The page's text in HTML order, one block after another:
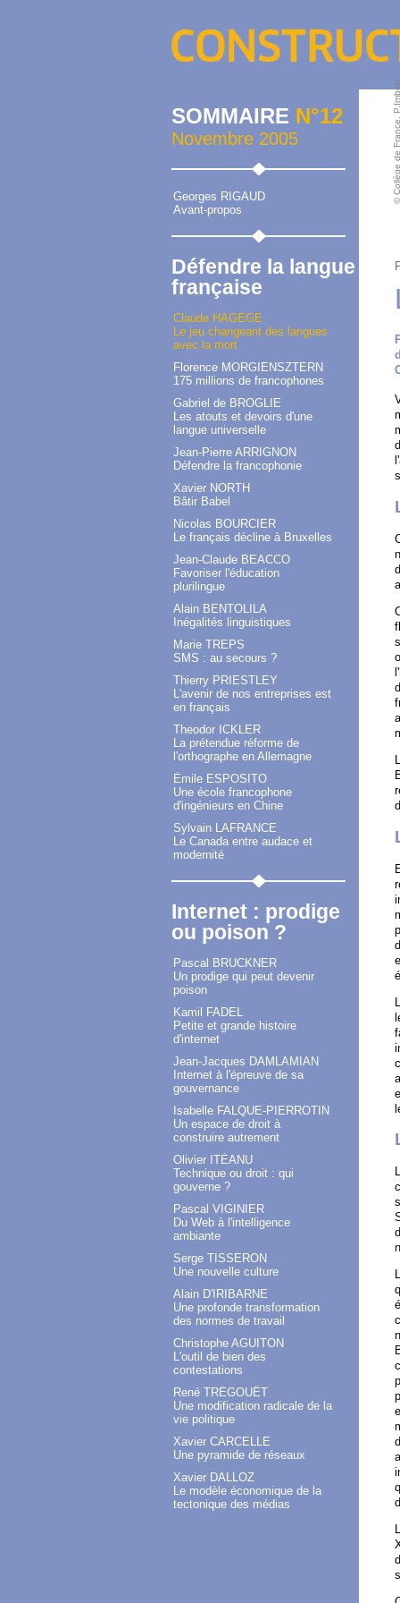
SOMMAIRE N°12
Novembre 2005
Georges RIGAUD
Avant-propos
Défendre la langue
française
Claude HAGÈGE
Le jeu changeant des langues
avec la mort
Florence MORGIENSZTERN
175 millions de francophones
Gabriel de BROGLIE
Les atouts et devoirs d'une
langue universelle
Jean-Pierre ARRIGNON
Défendre la francophonie
Xavier NORTH
Bâtir Babel
Nicolas BOURCIER
Le français décline à Bruxelles
Jean-Claude BEACCO
Favoriser l'éducation
plurilingue
Alain BENTOLILA
Inégalités linguistiques
Marie TREPS
SMS : au secours ?
Thierry PRIESTLEY
L'avenir de nos entreprises est
en français
Theodor ICKLER
La prétendue réforme de
l'orthographe en Allemagne
Émile ESPOSITO
Une école francophone
d'ingénieurs en Chine
Sylvain LAFRANCE
Le Canada entre audace et
modernité
Internet : prodige
ou poison ?
Pascal BRUCKNER
Un prodige qui peut devenir
poison
Kamil FADEL
Petite et grande histoire
d'internet
Jean-Jacques DAMLAMIAN
Internet à l'épreuve de sa
gouvernance
Isabelle FALQUE-PIERROTIN
Un espace de droit à
construire autrement
Olivier ITÉANU
Technique ou droit : qui
gouverne ?
Pascal VIGINIER
Du Web à l'intelligence
ambiante
Serge TISSERON
Une nouvelle culture
Alain D'IRIBARNE
Une profonde transformation
des normes de travail
Christophe AGUITON
L'outil de bien des
contestations
René TRÉGOUËT
Une modification radicale de la
vie politique
Xavier CARCELLE
Une pyramide de réseaux
Xavier DALLOZ
Le modèle économique de la
tectonique des médias
© Collège de